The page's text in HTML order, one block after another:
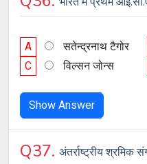
A सतेन्द्रनाथ टैगोर
C
विल्सन जोन्स
Show Answer
Q37. अंतर्राष्ट्रीय श्रमिक